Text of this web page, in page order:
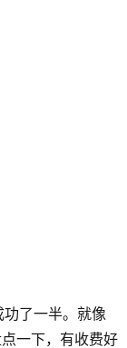
功了一半。就像
一下，有收费好